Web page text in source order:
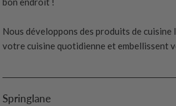
Nous développons des produits de
votre cuisine quotidienne et embellissent
Springlane